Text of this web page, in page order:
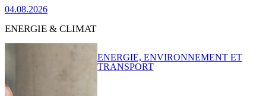
04.08.2026
ENERGIE & CLIMAT
ENERGIE, ENVIRONNEMENT ET
TRANSPORT